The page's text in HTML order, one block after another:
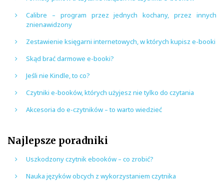
Calibre – program przez jednych kochany, przez innych
znienawidzony
Zestawienie księgarni internetowych, w których kupisz e-booki
Skąd brać darmowe e-booki?
Jeśli nie Kindle, to co?
Czytniki e-booków, których użyjesz nie tylko do czytania
Akcesoria do e-czytników – to warto wiedzieć
Najlepsze poradniki
Uszkodzony czytnik ebooków – co zrobić?
Nauka języków obcych z wykorzystaniem czytnika